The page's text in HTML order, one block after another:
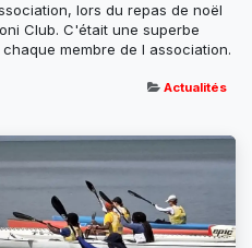
lors du repas de noël
Club. C'était une superbe
membre de l association.
Actualités